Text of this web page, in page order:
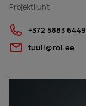
Projektijuht
+372 5883 6449
tuuli@roi.ee